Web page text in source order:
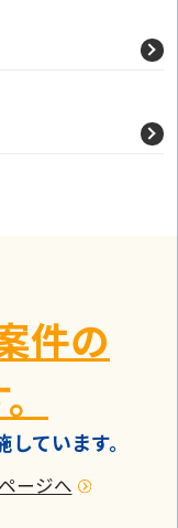
件の
ています。
ージへ